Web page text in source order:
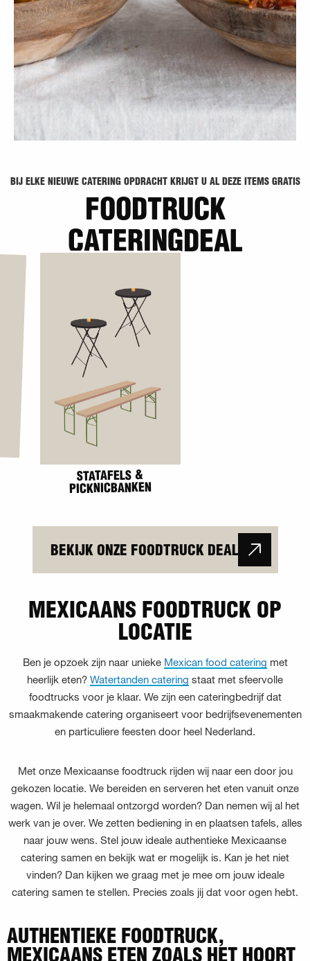
BIJ ELKE NIEUWE CATERING OPDRACHT KRIJGT U AL DEZE ITEMS GRATIS
FOODTRUCK
CATERINGDEAL
LICHT & GELUID
BEKIJK ONZE FOODTRUCK DEAL
MEXICAANS FOODTRUCK OP
LOCATIE
Ben je opzoek zijn naar unieke Mexican food catering met
heerlijk eten? Watertanden catering staat met sfeervolle
foodtrucks voor je klaar. We zijn een cateringbedrijf dat
smaakmakende catering organiseert voor bedrijfsevenementen
en particuliere feesten door heel Nederland.
Met onze Mexicaanse foodtruck rijden wij naar een door jou
gekozen locatie. We bereiden en serveren het eten vanuit onze
wagen. Wil je helemaal ontzorgd worden? Dan nemen wij al het
werk van je over. We zetten bediening in en plaatsen tafels, alles
naar jouw wens. Stel jouw ideale authentieke Mexicaanse
catering samen en bekijk wat er mogelijk is. Kan je het niet
vinden? Dan kijken we graag met je mee om jouw ideale
catering samen te stellen. Precies zoals jij dat voor ogen hebt.
AUTHENTIEKE FOODTRUCK,
MEXICAANS ETEN ZOALS HET HOORT